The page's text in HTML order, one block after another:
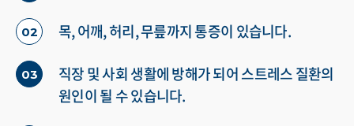
02 목, 어깨, 허리, 무릎까지 통증이 있습니다.
03
직장 및 사회 생활에 방해가 되어 스트레스 질환의
원인이 될 수 있습니다.